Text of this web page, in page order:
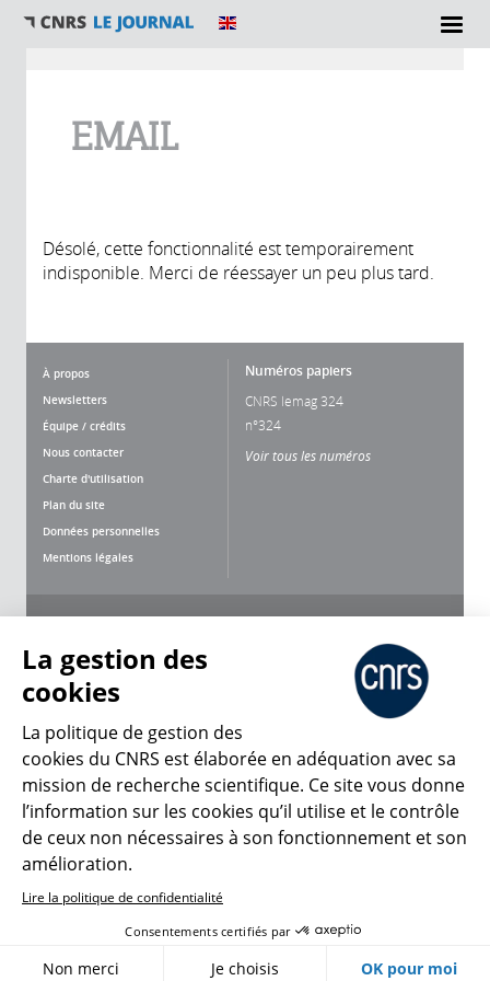
EMAIL
Désolé, cette fonctionnalité est temporairement
indisponible. Merci de réessayer un peu plus tard.
À propos
Newsletters
Équipe / crédits
Nous contacter
Charte d'utilisation
Plan du site
Données personnelles
Mentions légales
Numéros papiers
CNRS lemag 324
n°324
Voir tous les numéros
CNRS Le Mag
© 2026, CNRS
Créer un compte Se connecter
Gestion des cookies
La gestion des
cookies
La politique de gestion des
cookies du CNRS est élaborée en adéquation avec sa
mission de recherche scientifique. Ce site vous donne
l’information sur les cookies qu’il utilise et le contrôle
de ceux non nécessaires à son fonctionnement et son
amélioration.
Lire la politique de confidentialité
Consentements certifiés par
Non merci Je choisis OK pour moi